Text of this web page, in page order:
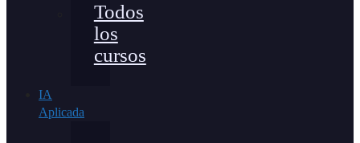
Todos
los
cursos
IA
Aplicada